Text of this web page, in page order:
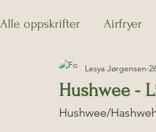
Alle oppskrifter Airfryer
Grill Indisk
Matpakke
Hushwee -
Lesya Jørgensen
Hushwee/